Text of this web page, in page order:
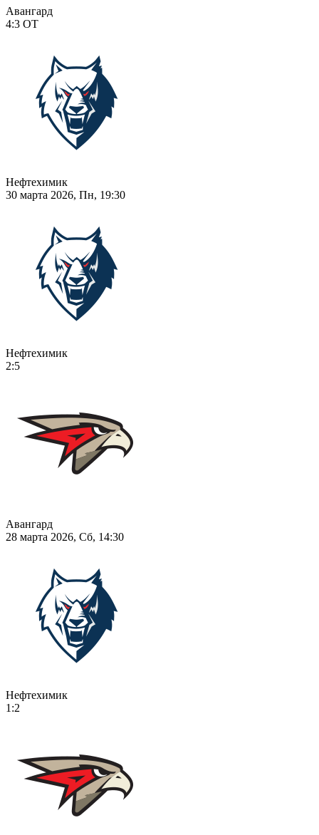
Авангард
4:3 ОТ
Нефтехимик
30 марта 2026, Пн, 19:30
Нефтехимик
2:5
Авангард
28 марта 2026, Сб, 14:30
Нефтехимик
1:2